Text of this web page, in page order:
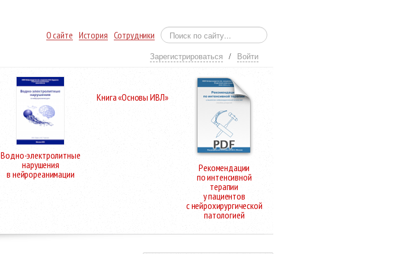
О сайте История Сотрудники
Зарегистрироваться / Войти
Водно-электролитные
нарушения
в нейрореанимации
Книга «Основы ИВЛ»
Рекомендации
по интенсивной
терапии
у пациентов
с нейрохирургической
патологией